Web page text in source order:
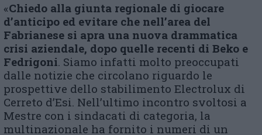
«Chiedo alla giunta regionale di giocare
d’anticipo ed evitare che nell’area del
Fabrianese si apra una nuova drammatica
crisi aziendale, dopo quelle recenti di Beko e
Fedrigoni. Siamo infatti molto preoccupati
dalle notizie che circolano riguardo le
prospettive dello stabilimento Electrolux di
Cerreto d’Esi. Nell’ultimo incontro svoltosi a
Mestre con i sindacati di categoria, la
multinazionale ha fornito i numeri di un